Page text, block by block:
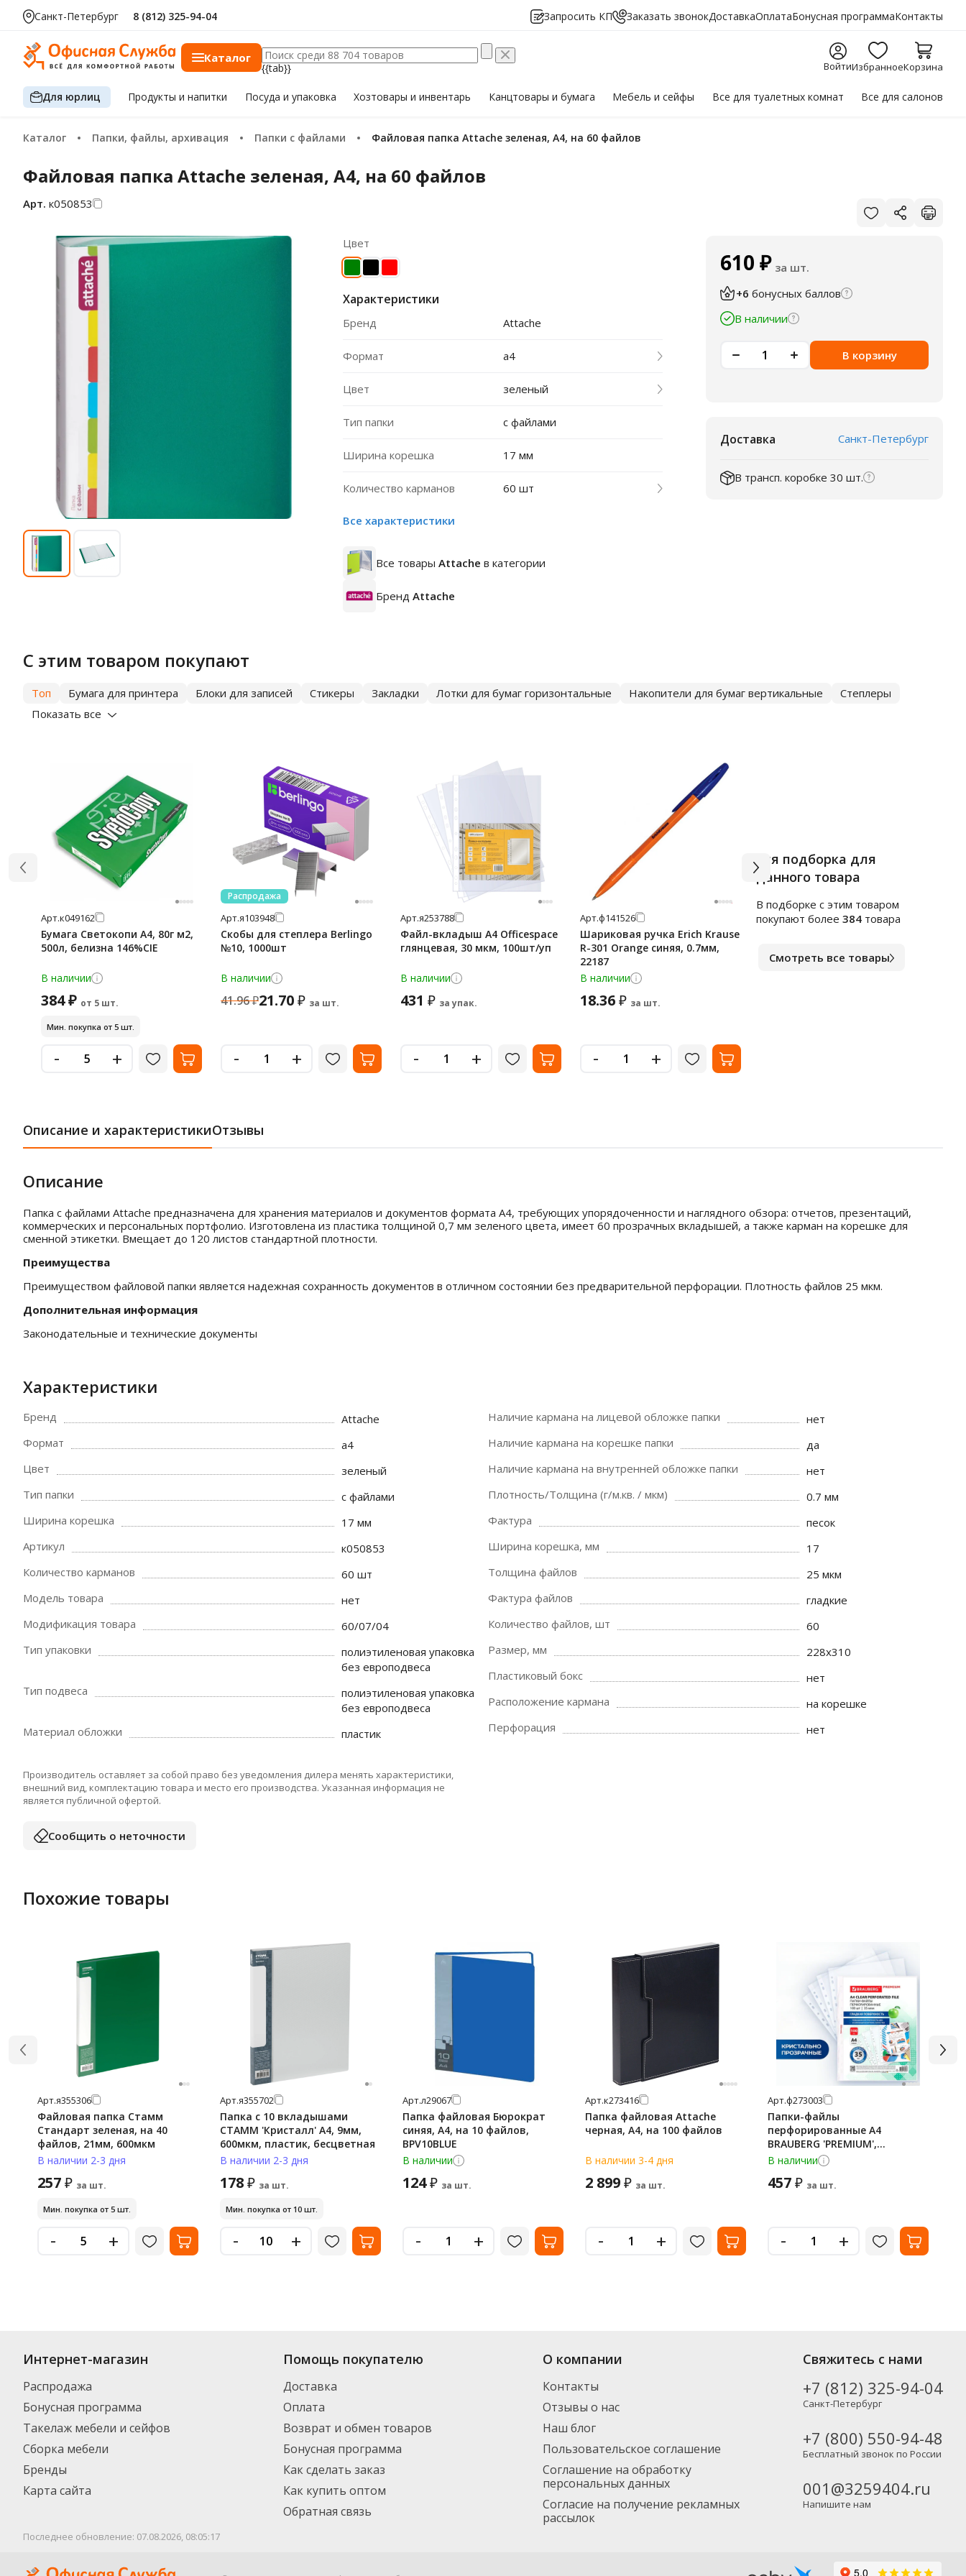
Санкт-Петербург 8 (812) 325-94-04 Запросить КП Заказать звонокДоставкаОплатаБонусная программаКонтакты
Каталог
{{tab}} ВойтиИзбранноеКорзина
Для юрлиц Продуктыи напитки Посуда и упаковка Хозтоварыи инвентарь Канцтовары и бумага Мебельи сейфы Все для туалетных комнат Все для салонов
Каталог Папки, файлы, архивация Папки с файлами Файловая папка Attache зеленая, А4, на 60 файлов
Файловая папка Attache зеленая, А4, на 60 файлов
Арт. к050853
Цвет
Характеристики
Бренд Attache
Формат a4
Цвет зеленый
Тип папки с файлами
Ширина корешка 17 мм
Количество карманов 60 шт
Все характеристики
Все товары Attache в категории
Бренд Attache
610 ₽ за шт.
+6 бонусных баллов
В наличии
В корзину
Доставка Санкт-Петербург
В трансп. коробке 30 шт.
С этим товаром покупают
Топ Бумага для принтера Блоки для записей Стикеры Закладки Лотки для бумаг горизонтальные Накопители для бумаг вертикальные
Степлеры
Показать все
Арт.к049162
Бумага Светокопи А4, 80г м2,
500л, белизна 146%CIE
В наличии
384 ₽ от 5 шт.
Мин. покупка от 5 шт.
- +
Распродажа
Арт.я103948
Скобы для степлера Berlingo
№10, 1000шт
В наличии
41.96₽21.70₽ за шт.
- +
Арт.я253788
Файл-вкладыш А4 Officespace
глянцевая, 30 мкм, 100шт/уп
В наличии
431 ₽ за упак.
- +
Арт.ф141526
Шариковая ручка Erich Krause
R-301 Orange синяя, 0.7мм,
22187
В наличии
18.36₽ за шт.
- +
Арт.я255248
45х12мм, 5цветов по 20
Вся подборка для
данного товара
В подборке c этим товаром
покупают более 384 товара
Смотреть все товары
Описание и характеристикиОтзывы
Описание
Папка с файлами Attache предназначена для хранения материалов и документов формата А4, требующих упорядоченности и наглядного обзора: отчетов, презентаций,
коммерческих и персональных портфолио. Изготовлена из пластика толщиной 0,7 мм зеленого цвета, имеет 60 прозрачных вкладышей, а также карман на корешке для
сменной этикетки. Вмещает до 120 листов стандартной плотности.
Преимущества
Преимуществом файловой папки является надежная сохранность документов в отличном состоянии без предварительной перфорации. Плотность файлов 25 мкм.
Дополнительная информация
Законодательные и технические документы
Характеристики
Бренд
Attache
Формат
a4
Цвет
зеленый
Тип папки
с файлами
Ширина корешка
17 мм
Артикул
к050853
Количество карманов
60 шт
Модель товара
нет
Модификация товара
60/07/04
Тип упаковки
полиэтиленовая упаковка
без европодвеса
Тип подвеса
полиэтиленовая упаковка
без европодвеса
Материал обложки
пластик
Наличие кармана на лицевой обложке папки
нет
Наличие кармана на корешке папки
да
Наличие кармана на внутренней обложке папки
нет
Плотность/Толщина (г/м.кв. / мкм)
0.7 мм
Фактура
песок
Ширина корешка, мм
17
Толщина файлов
25 мкм
Фактура файлов
гладкие
Количество файлов, шт
60
Размер, мм
228x310
Пластиковый бокс
нет
Расположение кармана
на корешке
Перфорация
нет
Производитель оставляет за собой право без уведомления дилера менять характеристики,
внешний вид, комплектацию товара и место его производства. Указанная информация не
является публичной офертой.
Сообщить о неточности
Похожие товары
Арт.я355306
Файловая папка Стамм
Стандарт зеленая, на 40
файлов, 21мм, 600мкм
В наличии 2-3 дня
257₽ за шт.
Мин. покупка от 5 шт.
- +
Арт.я355702
Папка с 10 вкладышами
СТАММ 'Кристалл' А4, 9мм,
600мкм, пластик, бесцветная
В наличии 2-3 дня
178₽ за шт.
Мин. покупка от 10 шт.
- +
Арт.л29067
Папка файловая Бюрократ
синяя, А4, на 10 файлов,
BPV10BLUE
В наличии
124₽ за шт.
- +
Арт.к273416
Папка файловая Attache
черная, А4, на 100 файлов
В наличии 3-4 дня
2 899₽ за шт.
- +
Арт.ф273003
Папки-файлы
перфорированные А4
BRAUBERG 'PREMIUM',
КОМПЛЕКТ 100 шт., гладкие,
35 мкм, 273003
В наличии
457₽ за шт.
- +
Интернет-магазин
Распродажа
Бонусная программа
Такелаж мебели и сейфов
Сборка мебели
Бренды
Карта сайта
Помощь покупателю
Доставка
Оплата
Возврат и обмен товаров
Бонусная программа
Как сделать заказ
Как купить оптом
Обратная связь
О компании
Контакты
Отзывы о нас
Наш блог
Пользовательское соглашение
Соглашение на обработку
персональных данных
Согласие на получение рекламных
рассылок
Свяжитесь с нами
+7 (812) 325-94-04
Санкт-Петербург
+7 (800) 550-94-48
Бесплатный звонок по России
001@3259404.ru
Напишите нам
Последнее обновление: 07.08.2026, 08:05:17